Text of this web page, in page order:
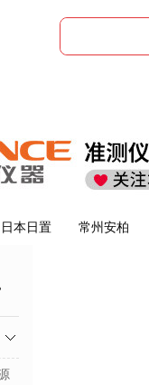
日本日置 常州安柏